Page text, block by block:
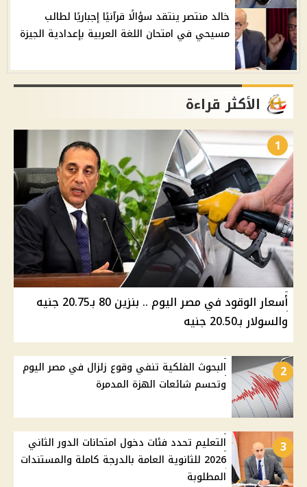
خالد منتصر ينتقد سؤالًا قرآنيًا إجباريًا لطالب
مسيحي في امتحان اللغة العربية بإعدادية الجيزة
الأكثر قراءة
1
أسعار الوقود في مصر اليوم .. بنزين 80 بـ20.75 جنيه
والسولار بـ20.50 جنيه
2
البحوث الفلكية تنفي وقوع زلزال في مصر اليوم
وتحسم شائعات الهزة المدمرة
3
التعليم تحدد فئات دخول امتحانات الدور الثاني
2026 للثانوية العامة بالدرجة كاملة والمستندات
المطلوبة